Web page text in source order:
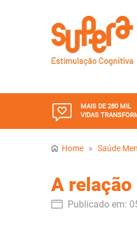
MAIS DE 280 MIL
VIDAS
Home » Saúde
A relação
Publicado em: